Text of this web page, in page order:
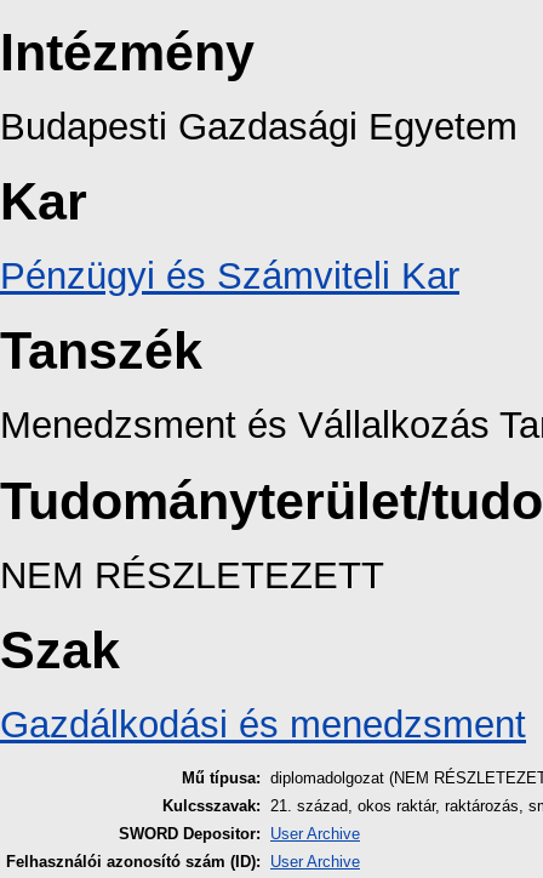
Intézmény
Budapesti Gazdasági Egyetem
Kar
Pénzügyi és Számviteli Kar
Tanszék
Menedzsment és Vállalkozás
Tudományterület/
NEM RÉSZLETEZETT
Szak
Gazdálkodási és menedzsment
Mű típusa: diplomadolgozat (NEM
Kulcsszavak:
21. század, okos raktár, raktározás,
SWORD Depositor:
User Archive
Felhasználói azonosító szám (ID):
User Archive